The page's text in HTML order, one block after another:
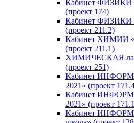
Кабинет ФИЗИКИ
(проект 174)
Кабинет ФИЗИКИ
(проект 211.2)
Кабинет ХИМИИ
(проект 211.1)
ХИМИЧЕСКАЯ
(проект 251)
Кабинет
2021» (проект
Кабинет
2021» (проект
Кабинет